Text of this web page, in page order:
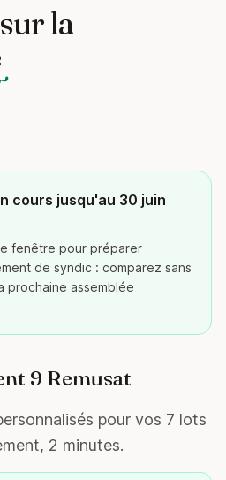
la
cours jusqu'au 30 juin
fenêtre pour préparer
de syndic : comparez sans
prochaine assemblée
9 Remusat
pour vos 7 lots
2 minutes.